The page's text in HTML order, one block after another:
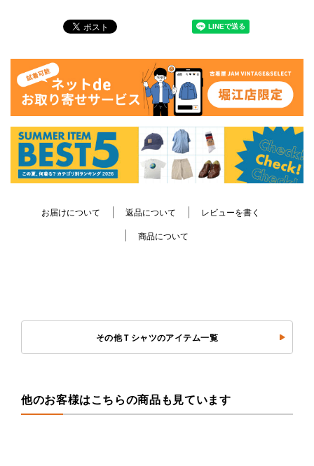
お届けについて 返品について レビューを書く
商品について
その他Ｔシャツのアイテム一覧
他のお客様はこちらの商品も見ています